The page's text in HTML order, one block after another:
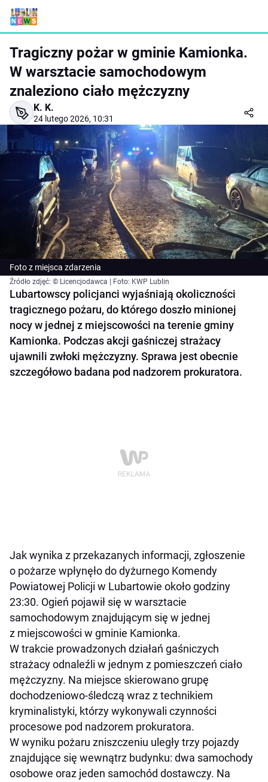
Tragiczny pożar w gminie Kamionka.
W warsztacie samochodowym
znaleziono ciało mężczyzny
K. K.
24 lutego 2026, 10:31
Foto z miejsca zdarzenia
Źródło zdjęć: © Licencjodawca | Foto: KWP Lublin
Lubartowscy policjanci wyjaśniają okoliczności
tragicznego pożaru, do którego doszło minionej
nocy w jednej z miejscowości na terenie gminy
Kamionka. Podczas akcji gaśniczej strażacy
ujawnili zwłoki mężczyzny. Sprawa jest obecnie
szczegółowo badana pod nadzorem prokuratora.
Jak wynika z przekazanych informacji, zgłoszenie
o pożarze wpłynęło do dyżurnego Komendy
Powiatowej Policji w Lubartowie około godziny
23:30. Ogień pojawił się w warsztacie
samochodowym znajdującym się w jednej
z miejscowości w gminie Kamionka.
W trakcie prowadzonych działań gaśniczych
strażacy odnaleźli w jednym z pomieszczeń ciało
mężczyzny. Na miejsce skierowano grupę
dochodzeniowo-śledczą wraz z technikiem
kryminalistyki, którzy wykonywali czynności
procesowe pod nadzorem prokuratora.
W wyniku pożaru zniszczeniu uległy trzy pojazdy
znajdujące się wewnątrz budynku: dwa samochody
osobowe oraz jeden samochód dostawczy. Na